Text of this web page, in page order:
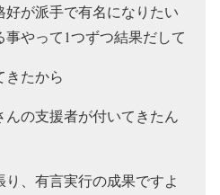
好が派手で有名になりたい
やって1つずつ結果だして
きたから
の支援者が付いてきたん
、有言実行の成果ですよ